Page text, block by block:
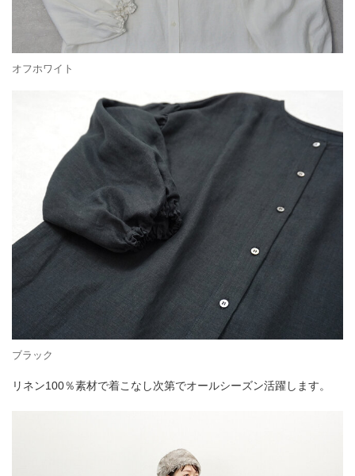
オフホワイト
ブラック
リネン100％素材で着こなし次第でオールシーズン活躍します。